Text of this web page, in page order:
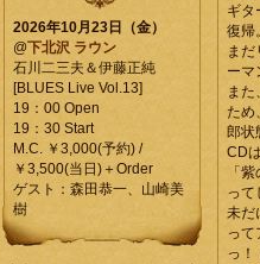
2026年10月23日（金）
@下北沢 ラウン
石川二三夫＆伊藤正純
[BLUES Live Vol.13]
19：00 Open
19：30 Start
M.C. ￥3,000(予約) /
￥3,500(当日)＋Order
ゲスト：森田恭一、山崎美
樹
ギタ
復帰
まだ
ーマ
ま
ため
郎状
CD
「
って
未だ
って
っ！